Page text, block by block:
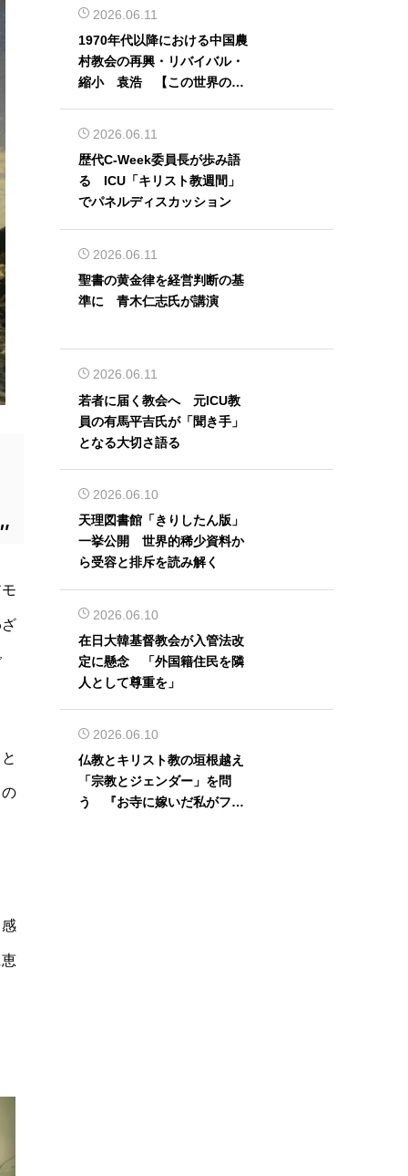
2026.06.11
1970年代以降における中国農
村教会の再興・リバイバル・
縮小 袁浩 【この世界の片
2026.06.11
歴代C-Week委員長が歩み語
る ICU「キリスト教週間」
でパネルディスカッション
2026.06.11
聖書の黄金律を経営判断の基
準に 青木仁志氏が講演
2026.06.11
若者に届く教会へ 元ICU教
員の有馬平吉氏が「聞き手」
となる大切さ語る
2026.06.10
天理図書館「きりしたん版」
一挙公開 世界的稀少資料か
ら受容と排斥を読み解く
2026.06.10
在日大韓基督教会が入管法改
定に懸念 「外国籍住民を隣
人として尊重を」
2026.06.10
仏教とキリスト教の垣根越え
「宗教とジェンダー」を問
う 『お寺に嫁いだ私がフェ